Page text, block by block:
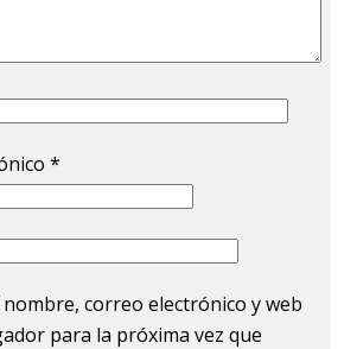
*
nombre, correo electrónico y web
para la próxima vez que